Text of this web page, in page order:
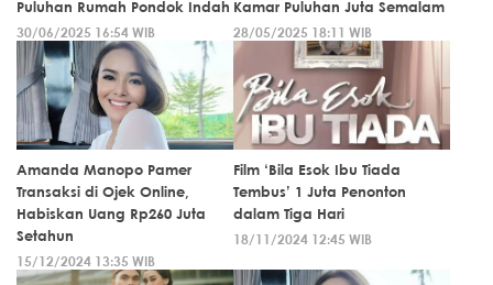
Puluhan Rumah Pondok Indah
30/06/2025 16:54 WIB
Kamar Puluhan Juta Semalam
28/05/2025 18:11 WIB
Amanda Manopo Pamer
Transaksi di Ojek Online,
Habiskan Uang Rp260 Juta
Setahun
15/12/2024 13:35 WIB
Film ‘Bila Esok Ibu Tiada
Tembus’ 1 Juta Penonton
dalam Tiga Hari
18/11/2024 12:45 WIB